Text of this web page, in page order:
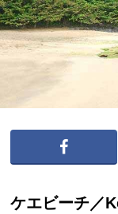
ケエビーチ／